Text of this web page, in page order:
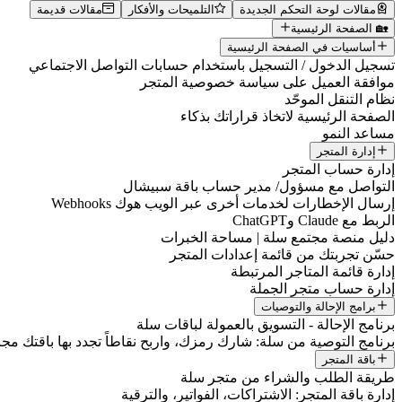
مقالات لوحة التحكم الجديدة التلميحات والأفكار
مقالات قديمة
🏡 الصفحة الرئيسية
أساسيات في الصفحة الرئيسية
تسجيل الدخول / التسجيل باستخدام حسابات التواصل الاجتماعي
موافقة العميل على سياسة خصوصية المتجر
نظام التنقل الموحّد
الصفحة الرئيسية لاتخاذ قراراتك بذكاء
مساعد النمو
إدارة المتجر
إدارة حساب المتجر
التواصل مع مسؤول/ مدير حساب باقة سبيشال
إرسال الإخطارات لخدمات أخرى عبر الويب هوك Webhooks
الربط مع Claude وChatGPT
دليل منصة مجتمع سلة | مساحة الخبرات
حسّن تجربتك من قائمة إعدادات المتجر
إدارة قائمة المتاجر المرتبطة
إدارة حساب متجر الجملة
برامج الإحالة والتوصيات
برنامج الإحالة - التسويق بالعمولة لباقات سلة
برنامج التوصية من سلة: شارك رمزك، واربح نقاطاً تجدد بها باقتك
باقة المتجر
طريقة الطلب والشراء من متجر سلة
إدارة باقة المتجر: الاشتراكات، الفواتير، والترقية